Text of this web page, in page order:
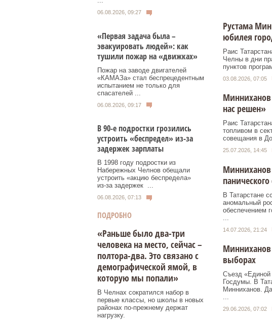
06.08.2026, 09:27
«Первая задача была –
эвакуировать людей»: как
тушили пожар на «движках»
Пожар на заводе двигателей
«КАМАЗа» стал беспрецедентным
испытанием не только для
спасателей ...
06.08.2026, 09:17
В 90-е подростки грозились
устроить «беспредел» из-за
задержек зарплаты
В 1998 году подростки из
Набережных Челнов обещали
устроить «акцию беспредела»
из‑за задержек ...
06.08.2026, 07:13
ПОДРОБНО
«Раньше было два-три
человека на место, сейчас –
полтора-два. Это связано с
демографической ямой, в
которую мы попали»
В Челнах сократился набор в
первые классы, но школы в новых
районах по-прежнему держат
нагрузку.
Рустама
юбилея
Раис
Челны в дни
пунктов
03.08.2026, 07:05
Минниханов
нас решен»
Раис
топливом в
совещания в
25.07.2026, 14:45
Минниханов
В Татарстане
аномальный
обеспечением
14.07.2026, 21:24
Минниханов
выборах
Съезд «Единой
Госдумы. В
Минниханов.
...
29.06.2026, 07:02